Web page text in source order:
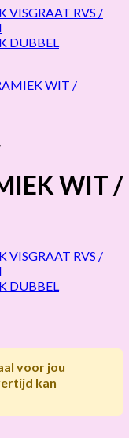
WIT /
voor jou
kan